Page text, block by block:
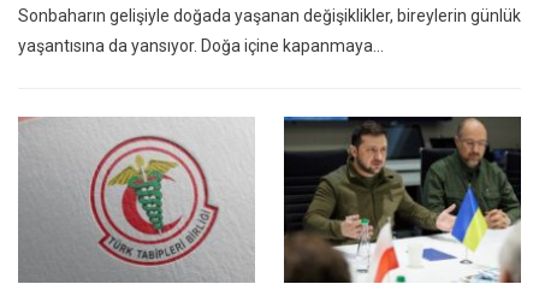
Sonbaharın gelişiyle doğada yaşanan değişiklikler, bireylerin günlük
yaşantısına da yansıyor. Doğa içine kapanmaya…